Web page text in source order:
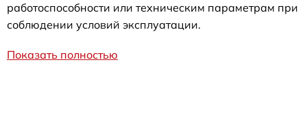
работоспособности или техническим параметрам при
соблюдении условий эксплуатации.
Показать полностью